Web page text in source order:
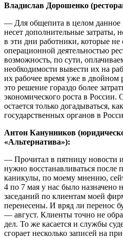
Владислав Дорошенко
— Для общепита в целом данное
несет дополнительные затраты,
в эти дни работники, которые
операционной деятельностью
возможность, по сути,
необходимости вывести их на
их рабочее время уже в двойном
это решение гораздо более
экономического роста в
остается только догадываться,
государственных органов в
Антон Канунников
«Альтернатива»):
— Прочитал в пятницу новости и
нужно восстанавливаться после
каникулы, по моему мнению,
4 по 7 мая у нас было назначено
заседаний по клиентам моей
перенесены. И вряд ли перенос
— август. Клиенты точно не
дел. То же касается и службы
сгорает несколько записей на